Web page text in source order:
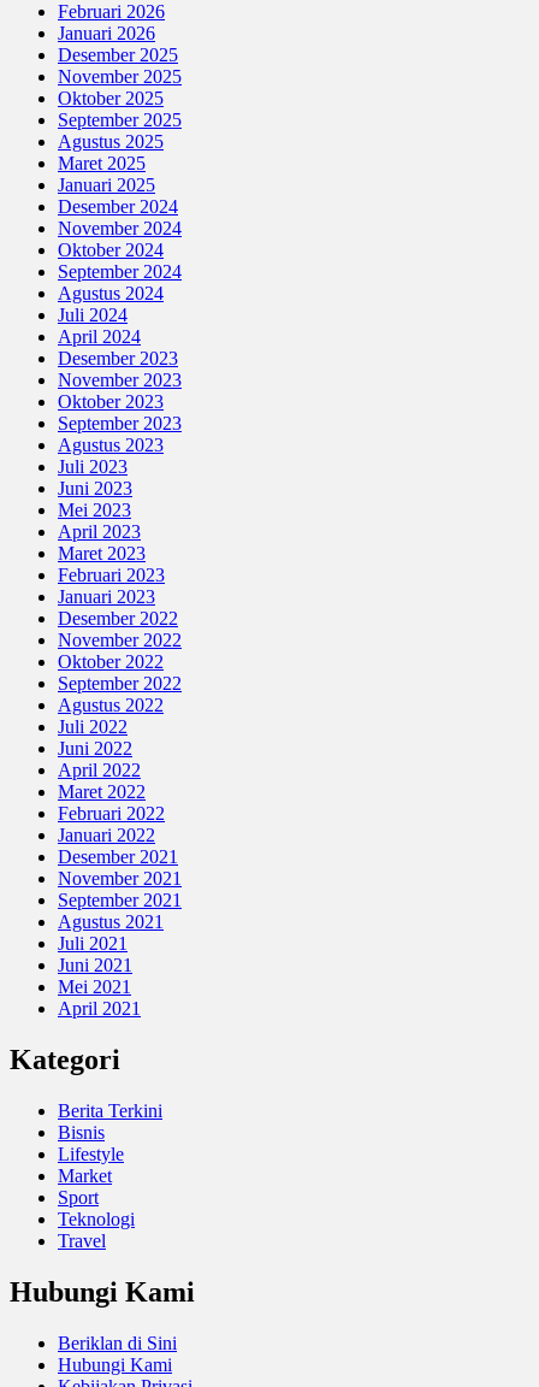
Februari 2026
Januari 2026
Desember 2025
November 2025
Oktober 2025
September 2025
Agustus 2025
Maret 2025
Januari 2025
Desember 2024
November 2024
Oktober 2024
September 2024
Agustus 2024
Juli 2024
April 2024
Desember 2023
November 2023
Oktober 2023
September 2023
Agustus 2023
Juli 2023
Juni 2023
Mei 2023
April 2023
Maret 2023
Februari 2023
Januari 2023
Desember 2022
November 2022
Oktober 2022
September 2022
Agustus 2022
Juli 2022
Juni 2022
April 2022
Maret 2022
Februari 2022
Januari 2022
Desember 2021
November 2021
September 2021
Agustus 2021
Juli 2021
Juni 2021
Mei 2021
April 2021
Kategori
Berita Terkini
Bisnis
Lifestyle
Market
Sport
Teknologi
Travel
Hubungi Kami
Beriklan di Sini
Hubungi Kami